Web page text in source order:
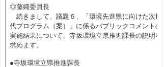
◎藤縄委員長
続きまして、議題６、「環境先進県に向けた次世
代プログラム（案）」に係るパブリックコメントの
実施結果について、寺坂環境立県推進課長の説明を
求めます。
●寺坂環境立県推進課長